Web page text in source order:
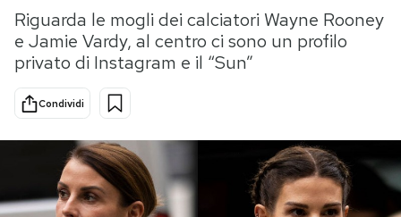
Tecnologia
Internet
Scienza
Cultura
Economia
Sport
Storie/Idee
Ok Boomer!
Media
Mondiali calcio 2026
Riguarda le mogli dei calciatori Wayne Rooney
e Jamie Vardy, al centro ci sono un profilo
privato di Instagram e il “Sun”
Condividi